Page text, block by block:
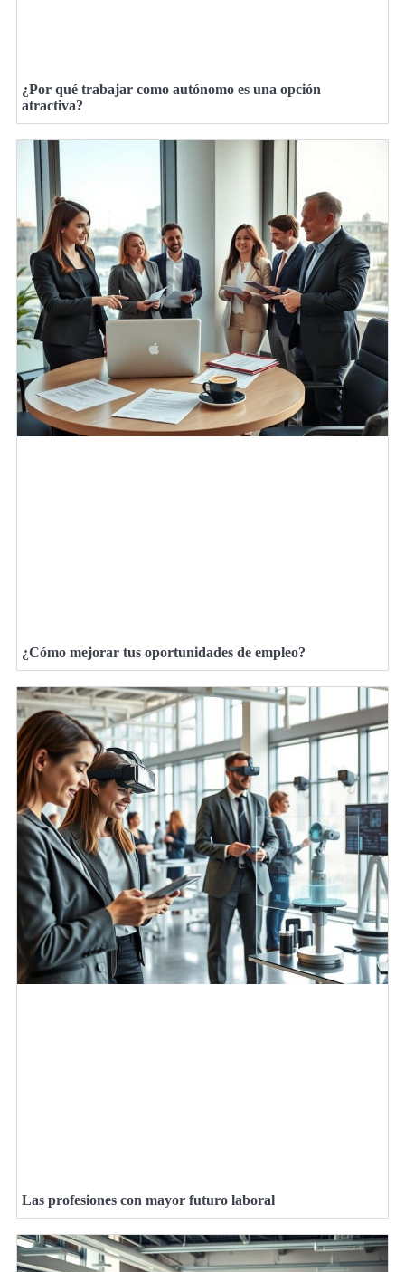
¿Por qué trabajar como autónomo es una opción
atractiva?
¿Cómo mejorar tus oportunidades de empleo?
Las profesiones con mayor futuro laboral